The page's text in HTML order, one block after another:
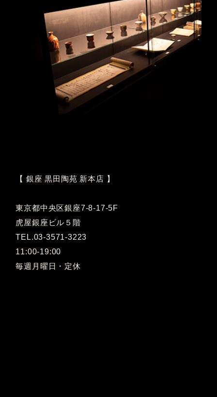
【 銀座 黒田陶苑 新本店 】
東京都中央区銀座7-8-17-5F
虎屋銀座ビル５階
TEL.03-3571-3223
11:00-19:00
毎週月曜日・定休